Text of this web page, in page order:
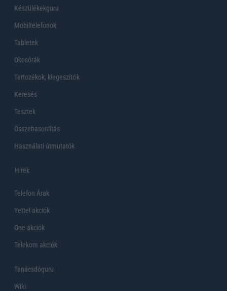
Készülékekguru
Mobiltelefonok
Tabletek
Okosórák
Tartozékok, kiegeszítők
Keresés
Tesztek
Összehasonlítás
Használati útmutatók
Hirek
Telefon Árak
Yettel akciók
One akciók
Telekom akciók
Tanácsdóguru
Wiki